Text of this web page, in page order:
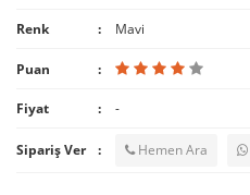
Renk Mavi
Puan
Fiyat -
Sipariş Ver Hemen Ara